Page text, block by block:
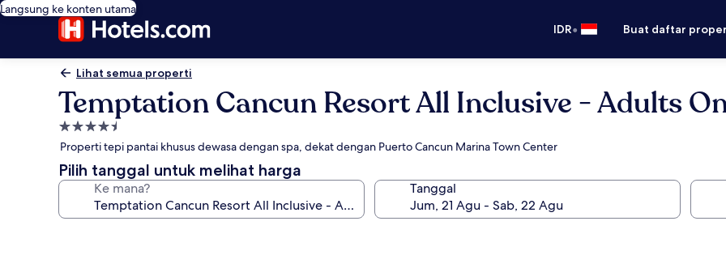
Langsung ke konten utama
IDR• Buat daftar
Lihat semua properti
Temptation Cancun Resort All Inclusive - Adults
Properti
bintang
4.5
Properti tepi pantai khusus dewasa dengan spa, dekat dengan Puerto Cancun Marina Town Center
Pilih tanggal untuk melihat harga
Ke mana? Tanggal